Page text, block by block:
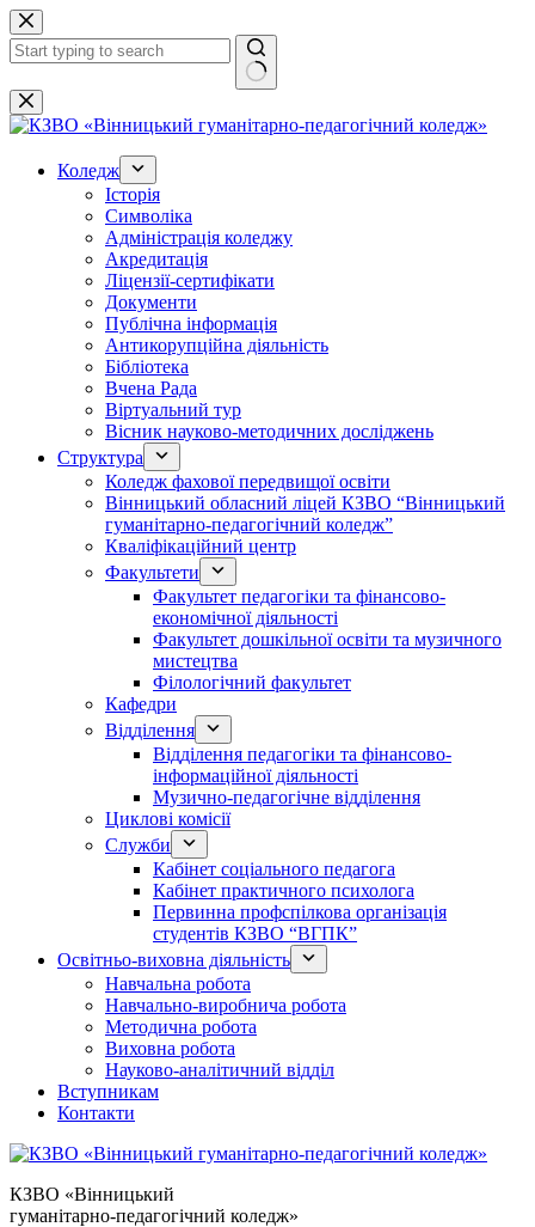
Перейти
до
вмісту
Немає
результатів
Коледж
Історія
Символіка
Адміністрація коледжу
Акредитація
Ліцензії-сертифікати
Документи
Публічна інформація
Антикорупційна діяльність
Бібліотека
Вчена Рада
Віртуальний тур
Вісник науково-методичних досліджень
Структура
Коледж фахової передвищої освіти
Вінницький обласний ліцей КЗВО “Вінницький
гуманітарно-педагогічний коледж”
Кваліфікаційний центр
Факультети
Факультет педагогіки та фінансово-
економічної діяльності
Факультет дошкільної освіти та музичного
мистецтва
Філологічний факультет
Кафедри
Відділення
Відділення педагогіки та фінансово-
інформаційної діяльності
Музично-педагогічне відділення
Циклові комісії
Служби
Кабінет соціального педагога
Кабінет практичного психолога
Первинна профспілкова організація
студентів КЗВО “ВГПК”
Освітньо-виховна діяльність
Навчальна робота
Навчально-виробнича робота
Методична робота
Виховна робота
Науково-аналітичний відділ
Вступникам
Контакти
КЗВО «Вінницький
гуманітарно-педагогічний коледж»